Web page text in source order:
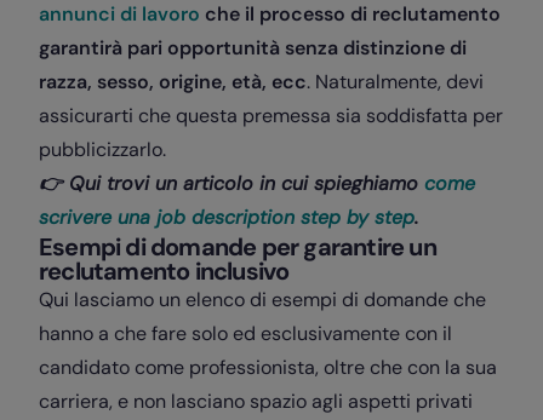
annunci di lavoro che il processo di reclutamento
garantirà pari opportunità senza distinzione di
razza, sesso, origine, età, ecc. Naturalmente, devi
assicurarti che questa premessa sia soddisfatta per
pubblicizzarlo.
👉 Qui trovi un articolo in cui spieghiamo come
scrivere una job description step by step.
Esempi di domande per garantire un
reclutamento inclusivo
Qui lasciamo un elenco di esempi di domande che
hanno a che fare solo ed esclusivamente con il
candidato come professionista, oltre che con la sua
carriera, e non lasciano spazio agli aspetti privati ​​